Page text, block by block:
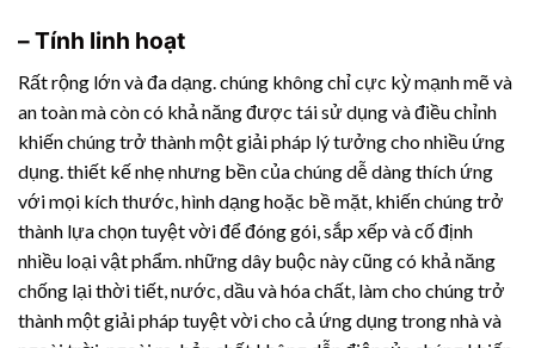
– Tính linh hoạt
Rất rộng lớn và đa dạng. chúng không chỉ cực kỳ mạnh mẽ và
an toàn mà còn có khả năng được tái sử dụng và điều chỉnh
khiến chúng trở thành một giải pháp lý tưởng cho nhiều ứng
dụng. thiết kế nhẹ nhưng bền của chúng dễ dàng thích ứng
với mọi kích thước, hình dạng hoặc bề mặt, khiến chúng trở
thành lựa chọn tuyệt vời để đóng gói, sắp xếp và cố định
nhiều loại vật phẩm. những dây buộc này cũng có khả năng
chống lại thời tiết, nước, dầu và hóa chất, làm cho chúng trở
thành một giải pháp tuyệt vời cho cả ứng dụng trong nhà và